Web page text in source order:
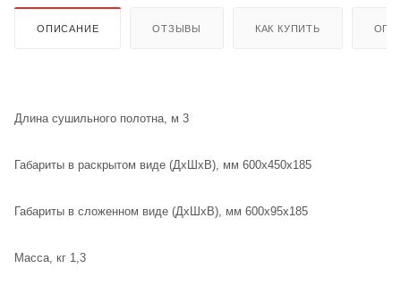
ОПИСАНИЕ ОТЗЫВЫ КАК КУПИТЬ
Длина сушильного полотна, м 3
Габариты в раскрытом виде (ДхШхВ), мм 600х450х185
Габариты в сложенном виде (ДхШхВ), мм 600х95х185
Масса, кг 1,3